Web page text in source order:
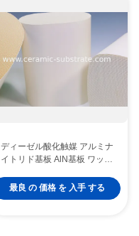
ディーゼル酸化触媒 アルミナ
イトリド基板 AlN基板 ワッタ
する
最良 の 価格 を 入手 する